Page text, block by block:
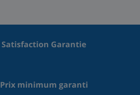
Satisfaction Garantie
Prix minimum garanti